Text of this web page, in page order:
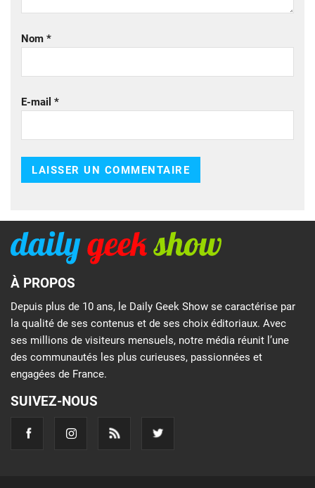
Nom *
E-mail *
À PROPOS
Depuis plus de 10 ans, le Daily Geek Show se caractérise par
la qualité de ses contenus et de ses choix éditoriaux. Avec
ses millions de visiteurs mensuels, notre média réunit l’une
des communautés les plus curieuses, passionnées et
engagées de France.
SUIVEZ-NOUS